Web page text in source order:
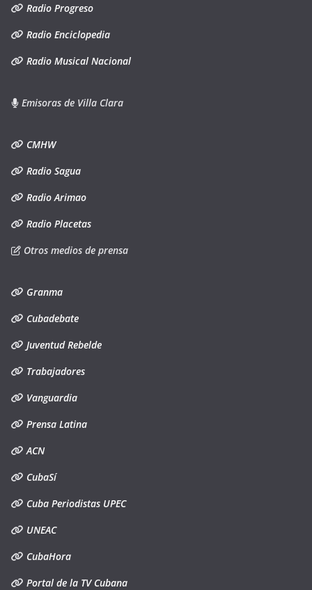
Radio Progreso
Radio Enciclopedia
Radio Musical Nacional
Emisoras de Villa Clara
CMHW
Radio Sagua
Radio Arimao
Radio Placetas
Otros medios de prensa
Granma
Cubadebate
Juventud Rebelde
Trabajadores
Vanguardia
Prensa Latina
ACN
CubaSí
Cuba Periodistas UPEC
UNEAC
CubaHora
Portal de la TV Cubana